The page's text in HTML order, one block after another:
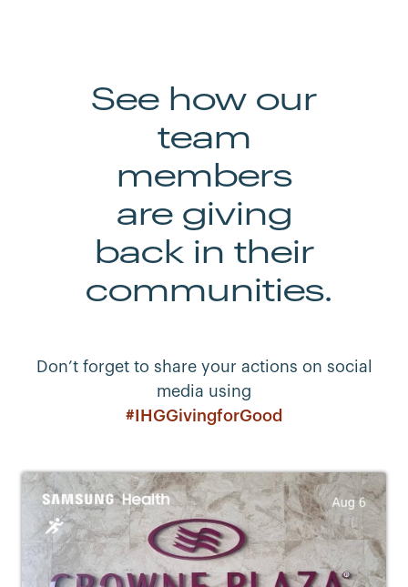
See how our
team
members
are giving
back in their
communities.
Don’t forget to share your actions on social
media using
#IHGGivingforGood